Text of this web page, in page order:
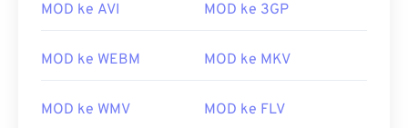
MOD ke AVI MOD ke 3GP
MOD ke WEBM MOD ke MKV
MOD ke WMV MOD ke FLV